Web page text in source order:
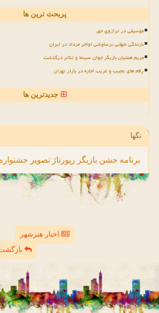
پربحث ترین ها
موسیقی در ترازوی حق
بارندگی شهابی برساوشی اواخر مرداد در ایران
مریم همتیان بازیگر جوان سینما و تئاتر درگذشت
رقم های عجیب و غریب اجاره در بازار تهران
جدیدترین ها
تگها
برنامه جشن بازیگر رپورتاژ تصویر جشنواره
اخبار هنرشهر